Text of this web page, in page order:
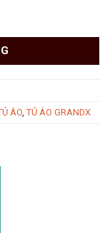
ÁO, TỦ ÁO GRANDX